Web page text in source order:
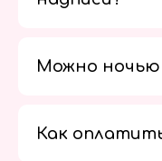
Можно
Как